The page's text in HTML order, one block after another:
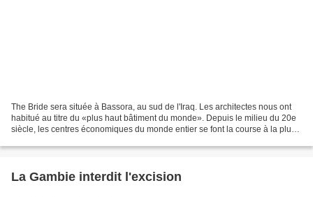
The Bride sera située à Bassora, au sud de l'Iraq. Les architectes nous ont
habitué au titre du «plus haut bâtiment du monde». Depuis le milieu du 20e
siècle, les centres économiques du monde entier se font la course à la plus
La Gambie interdit l'excision